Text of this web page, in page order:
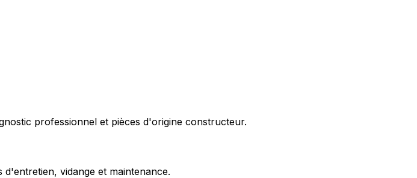
professionnel et pièces d'origine constructeur.
vidange et maintenance.